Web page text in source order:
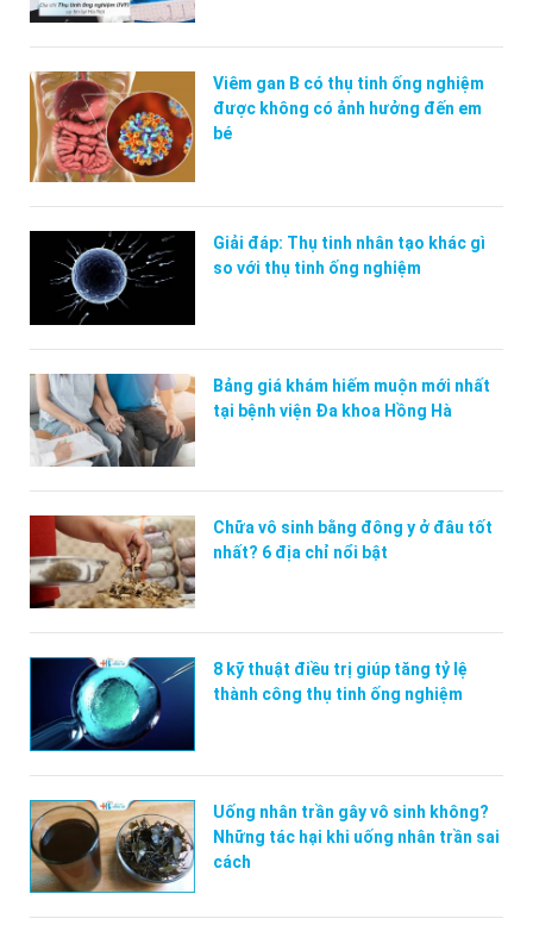
Viêm gan B có thụ tinh ống nghiệm
được không có ảnh hưởng đến em
bé
Giải đáp: Thụ tinh nhân tạo khác gì
so với thụ tinh ống nghiệm
Bảng giá khám hiếm muộn mới nhất
tại bệnh viện Đa khoa Hồng Hà
Chữa vô sinh bằng đông y ở đâu tốt
nhất? 6 địa chỉ nổi bật
8 kỹ thuật điều trị giúp tăng tỷ lệ
thành công thụ tinh ống nghiệm
Uống nhân trần gây vô sinh không?
Những tác hại khi uống nhân trần sai
cách